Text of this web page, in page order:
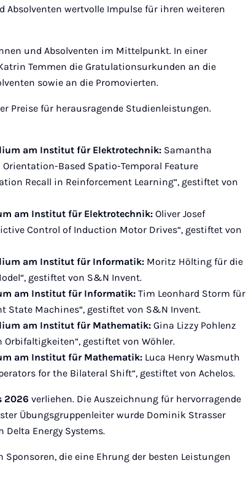
Absolventen wertvolle Impulse für ihren weiteren
und Absolventen im Mittelpunkt. In einer
Temmen die Gratulationsurkunden an die
sowie an die Promovierten.
Preise für herausragende Studienleistungen.
am Institut für Elektrotechnik: Samantha
Based Spatio-Temporal Feature
Recall in Reinforcement Learning“, gestiftet von
am Institut für Elektrotechnik:Oliver Josef
Control of Induction Motor Drives“, gestiftet von
am Institut für Informatik: Moritz Hölting für die
gestiftet von S&N Invent.
am Institut für Informatik:Tim Leonhard Storm für
State Machines“, gestiftet von S&N Invent.
am Institut für Mathematik:Gina Lizzy Pohlenz
gestiftet von Wöhler.
am Institut für Mathematik: Luca Henry Wasmuth
for the Bilateral Shift“, gestiftet von Achelos.
2026 verliehen. Die Auszeichnung für hervorragende
Übungsgruppenleiter wurde Dominik Strasser
Delta Energy Systems.
die eine Ehrung der besten Leistungen